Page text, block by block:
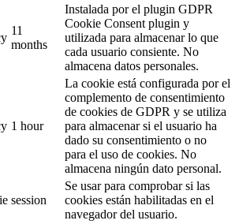
11
months
Instalada por el plugin GDPR
Cookie Consent plugin y
utilizada para almacenar lo que
cada usuario consiente. No
almacena datos personales.
1 hour
La cookie está configurada por el
complemento de consentimiento
de cookies de GDPR y se utiliza
para almacenar si el usuario ha
dado su consentimiento o no
para el uso de cookies. No
almacena ningún dato personal.
session
Se usar para comprobar si las
cookies están habilitadas en el
navegador del usuario.